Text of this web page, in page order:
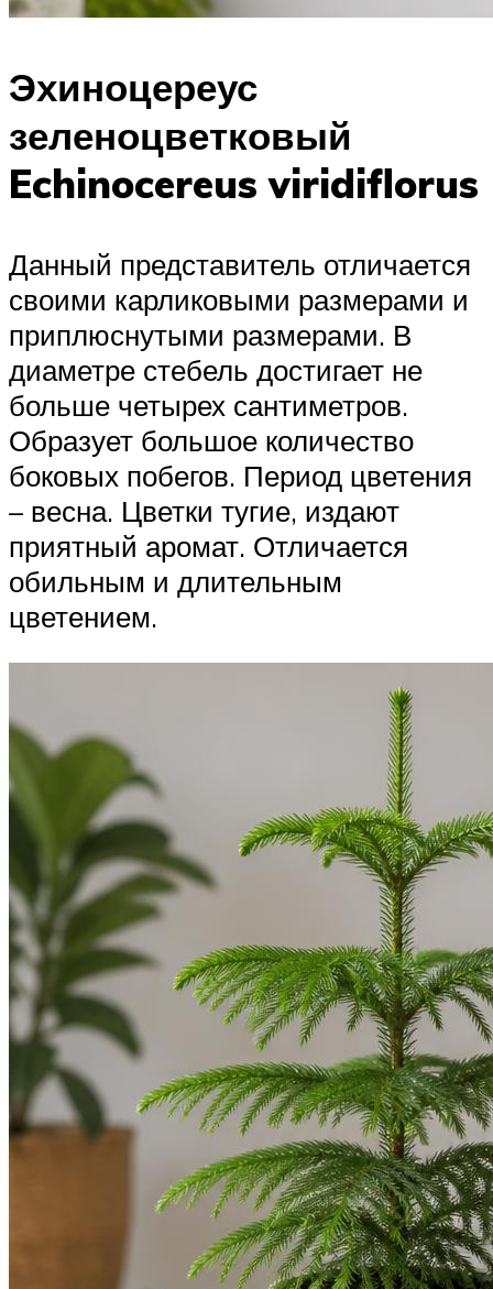
Эхиноцереус
зеленоцветковый
Echinocereus viridiflorus
Данный представитель отличается
своими карликовыми размерами и
приплюснутыми размерами. В
диаметре стебель достигает не
больше четырех сантиметров.
Образует большое количество
боковых побегов. Период цветения
– весна. Цветки тугие, издают
приятный аромат. Отличается
обильным и длительным
цветением.